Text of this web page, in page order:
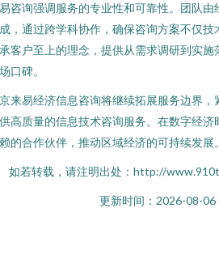
咨询强调服务的专业性和可靠性。团队
，通过跨学科协作，确保咨询方案不仅
客户至上的理念，提供从需求调研到实
口碑。
来易经济信息咨询将继续拓展服务边界
高质量的信息技术咨询服务。在数字经
的合作伙伴，推动区域经济的可持续发展。
如若转载，请注明出处：http://
更新时间：2026-08-06